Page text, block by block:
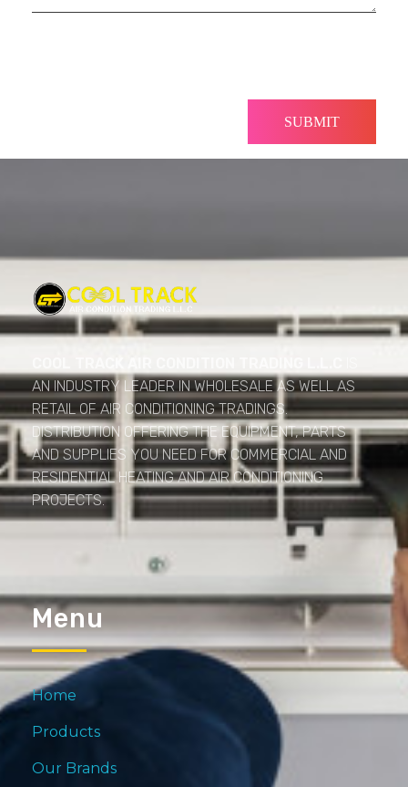
Cool Track Air Condition Trading LLC
AN INDUSTRY LEADER IN WHOLESALE AS WELL AS
RETAIL OF AIR CONDITIONING TRADINGS.
DISTRIBUTION OFFERING THE EQUIPMENT, PARTS
AND SUPPLIES YOU NEED FOR COMMERCIAL AND
RESIDENTIAL HEATING AND AIR CONDITIONING
PROJECTS.
Menu
Home
Products
Our Brands